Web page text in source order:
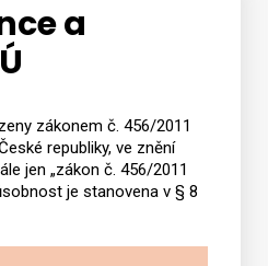
a
zákonem č. 456/2011
republiky, ve znění
jen „zákon č. 456/2011
je stanovena v § 8